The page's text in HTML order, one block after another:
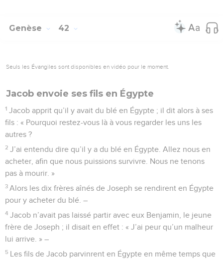
Genèse 42
Seuls les Évangiles sont disponibles en vidéo pour le moment.
Jacob envoie ses fils en Égypte
1 Jacob apprit qu’il y avait du blé en Égypte ; il dit alors à ses
fils : « Pourquoi restez-vous là à vous regarder les uns les
autres ?
2 J’ai entendu dire qu’il y a du blé en Égypte. Allez nous en
acheter, afin que nous puissions survivre. Nous ne tenons
pas à mourir. »
3 Alors les dix frères aînés de Joseph se rendirent en Égypte
pour y acheter du blé. –
4 Jacob n’avait pas laissé partir avec eux Benjamin, le jeune
frère de Joseph ; il disait en effet : « J’ai peur qu’un malheur
lui arrive. » –
5 Les fils de Jacob parvinrent en Égypte en même temps que